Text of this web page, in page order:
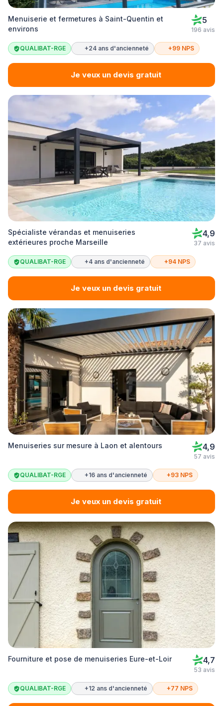
Menuiserie et fermetures à Saint-Quentin et
environs
5
196 avis
QUALIBAT-RGE +24 ans d'ancienneté +99 NPS
Je veux un devis gratuit
Spécialiste vérandas et menuiseries
extérieures proche Marseille
4,9
37 avis
QUALIBAT-RGE +4 ans d'ancienneté +94 NPS
Je veux un devis gratuit
Menuiseries sur mesure à Laon et alentours 4,9
57 avis
QUALIBAT-RGE +16 ans d'ancienneté +93 NPS
Je veux un devis gratuit
Fourniture et pose de menuiseries Eure-et-Loir 4,7
53 avis
QUALIBAT-RGE +12 ans d'ancienneté +77 NPS